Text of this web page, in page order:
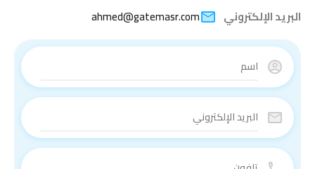
البريد الإلكتروني
ahmed@gatemasr.com